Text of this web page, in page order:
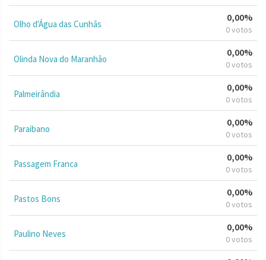
Olho d'Água das Cunhãs
0,00%
0 votos
Olinda Nova do Maranhão
0,00%
0 votos
Palmeirândia
0,00%
0 votos
Paraibano
0,00%
0 votos
Passagem Franca
0,00%
0 votos
Pastos Bons
0,00%
0 votos
Paulino Neves
0,00%
0 votos